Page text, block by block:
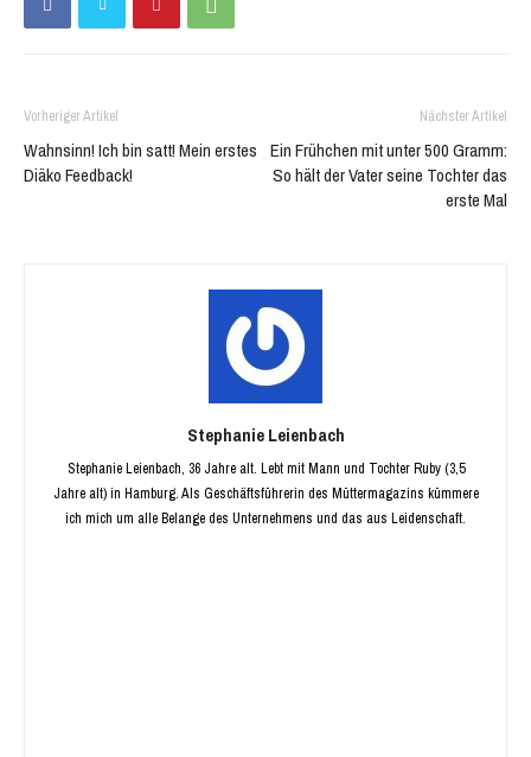
Vorheriger Artikel
Wahnsinn! Ich bin satt! Mein erstes
Diäko Feedback!
Nächster Artikel
Ein Frühchen mit unter 500 Gramm:
So hält der Vater seine Tochter das
erste Mal
Stephanie Leienbach
Stephanie Leienbach, 36 Jahre alt. Lebt mit Mann und Tochter Ruby (3,5
Jahre alt) in Hamburg. Als Geschäftsführerin des Müttermagazins kümmere
ich mich um alle Belange des Unternehmens und das aus Leidenschaft.